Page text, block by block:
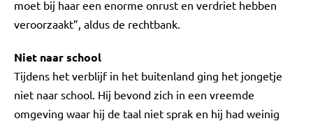
moet bij haar een enorme onrust en verdriet hebben
veroorzaakt”, aldus de rechtbank.
Niet naar school
Tijdens het verblijf in het buitenland ging het jongetje
niet naar school. Hij bevond zich in een vreemde
omgeving waar hij de taal niet sprak en hij had weinig